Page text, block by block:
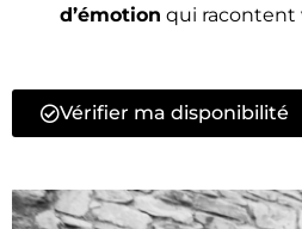
d’émotion qui racontent
Vérifier ma disponibilité